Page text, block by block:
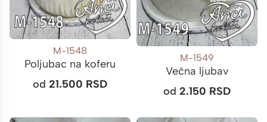
M-1548
Poljubac na koferu
od 21.500 RSD
M-1549
Večna ljubav
od 2.150 RSD